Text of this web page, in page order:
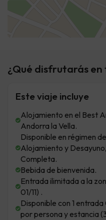
¿Qué disfrutarás en
Este viaje incluye
Alojamiento en el Best
Andorra la Vella.
Disponible en régimen
Alojamiento y
Completa.
Bebida de bienvenida.
Entrada ilimitada a la
01/11) .
Disponible con 1
por persona y estancia